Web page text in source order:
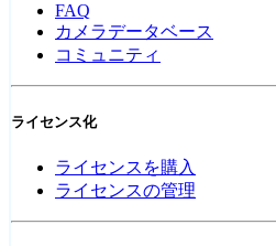
FAQ
カメラデータベース
コミュニティ
ライセンス化
ライセンスを購入
ライセンスの管理